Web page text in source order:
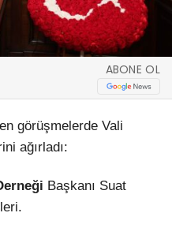
ABONE OL
görüşmelerde Vali
ağırladı:
Başkanı Suat